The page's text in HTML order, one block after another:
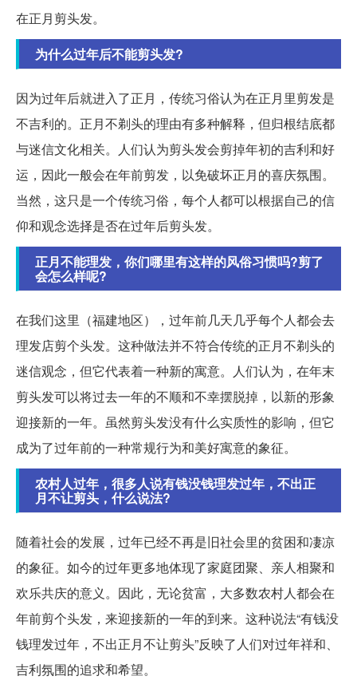
在正月剪头发。
为什么过年后不能剪头发?
因为过年后就进入了正月，传统习俗认为在正月里剪发是
不吉利的。正月不剃头的理由有多种解释，但归根结底都
与迷信文化相关。人们认为剪头发会剪掉年初的吉利和好
运，因此一般会在年前剪发，以免破坏正月的喜庆氛围。
当然，这只是一个传统习俗，每个人都可以根据自己的信
仰和观念选择是否在过年后剪头发。
正月不能理发，你们哪里有这样的风俗习惯吗?剪了
会怎么样呢?
在我们这里（福建地区），过年前几天几乎每个人都会去
理发店剪个头发。这种做法并不符合传统的正月不剃头的
迷信观念，但它代表着一种新的寓意。人们认为，在年末
剪头发可以将过去一年的不顺和不幸摆脱掉，以新的形象
迎接新的一年。虽然剪头发没有什么实质性的影响，但它
成为了过年前的一种常规行为和美好寓意的象征。
农村人过年，很多人说有钱没钱理发过年，不出正
月不让剪头，什么说法?
随着社会的发展，过年已经不再是旧社会里的贫困和凄凉
的象征。如今的过年更多地体现了家庭团聚、亲人相聚和
欢乐共庆的意义。因此，无论贫富，大多数农村人都会在
年前剪个头发，来迎接新的一年的到来。这种说法“有钱没
钱理发过年，不出正月不让剪头”反映了人们对过年祥和、
吉利氛围的追求和希望。